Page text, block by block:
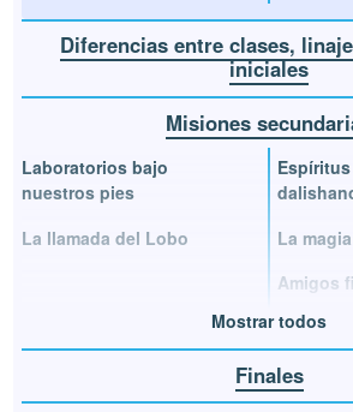
Diferencias entre clases,
iniciales
Misiones
Laboratorios bajo
nuestros pies
La llamada del Lobo
La
Amigos
Mostrar todos
Finales